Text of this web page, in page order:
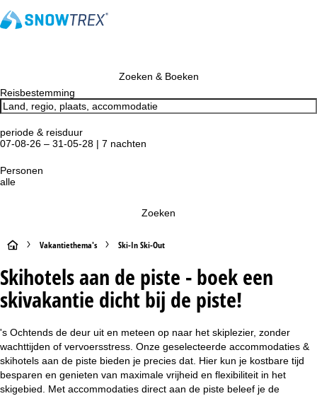
Zoeken & Boeken
Reisbestemming
periode & reisduur
07-08-26 – 31-05-28 | 7 nachten
Personen
alle
Zoeken
S
t
a
r
t
p
Vakantiethema's Ski-In Ski-Out
Skihotels aan de piste - boek een
skivakantie dicht bij de piste!
's Ochtends de deur uit en meteen op naar het skiplezier, zonder
wachttijden of vervoersstress. Onze geselecteerde accommodaties &
skihotels aan de piste bieden je precies dat. Hier kun je kostbare tijd
besparen en genieten van maximale vrijheid en flexibiliteit in het
skigebied. Met accommodaties direct aan de piste beleef je de